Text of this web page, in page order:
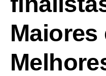
Maiores